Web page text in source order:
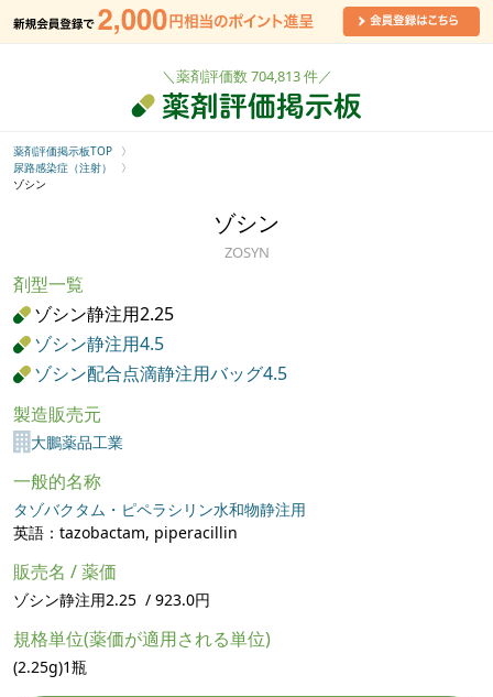
＼薬剤評価数 704,813 件／
薬剤評価掲示板TOP
尿路感染症（注射）
ゾシン
ゾシン
ZOSYN
剤型一覧
ゾシン静注用2.25
ゾシン静注用4.5
ゾシン配合点滴静注用バッグ4.5
製造販売元
大鵬薬品工業
一般的名称
タゾバクタム・ピペラシリン水和物静注用
英語：tazobactam, piperacillin
販売名 / 薬価
ゾシン静注用2.25 / 923.0円
規格単位(薬価が適用される単位)
(2.25g)1瓶